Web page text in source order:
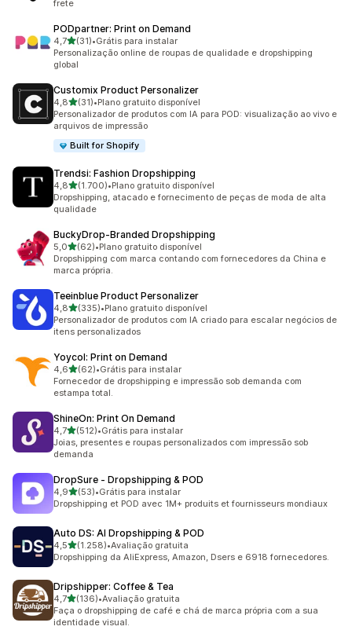
frete
PODpartner: Print on Demand
4,7de 5 estrelas
(31)
31 avaliações ao todo
•Grátis para instalar
Personalização online de roupas de qualidade e dropshipping
global
Customix Product Personalizer
4,8de 5 estrelas
(31)
31 avaliações ao todo
•Plano gratuito disponível
Personalizador de produtos com IA para POD: visualização ao vivo e
arquivos de impressão
Built for Shopify
Trendsi: Fashion Dropshipping
4,8de 5 estrelas
(1.700)
1700 avaliações ao todo
•Plano gratuito disponível
Dropshipping, atacado e fornecimento de peças de moda de alta
qualidade
BuckyDrop‑Branded Dropshipping
5,0de 5 estrelas
(62)
62 avaliações ao todo
•Plano gratuito disponível
Dropshipping com marca contando com fornecedores da China e
marca própria.
Teeinblue Product Personalizer
4,8de 5 estrelas
(335)
335 avaliações ao todo
•Plano gratuito disponível
Personalizador de produtos com IA criado para escalar negócios de
itens personalizados
Yoycol: Print on Demand
4,6de 5 estrelas
(62)
62 avaliações ao todo
•Grátis para instalar
Fornecedor de dropshipping e impressão sob demanda com
estampa total.
ShineOn: Print On Demand
4,7de 5 estrelas
(512)
512 avaliações ao todo
•Grátis para instalar
Joias, presentes e roupas personalizados com impressão sob
demanda
DropSure ‑ Dropshipping & POD
4,9de 5 estrelas
(53)
53 avaliações ao todo
•Grátis para instalar
Dropshipping et POD avec 1M+ produits et fournisseurs mondiaux
Auto DS: AI Dropshipping & POD
4,5de 5 estrelas
(1.258)
1258 avaliações ao todo
•Avaliação gratuita
Dropshipping da AliExpress, Amazon, Dsers e 6918 fornecedores.
Dripshipper: Coffee & Tea
4,7de 5 estrelas
(136)
136 avaliações ao todo
•Avaliação gratuita
Faça o dropshipping de café e chá de marca própria com a sua
identidade visual.